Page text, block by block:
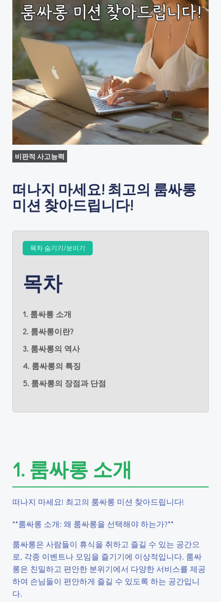
비판적 사고능력
떠나지 마세요! 최고의 룸싸롱
미션 찾아드립니다!
목차 숨기기/보이기
목차
1. 룸싸롱 소개
2. 룸싸롱이란?
3. 룸싸롱의 역사
4. 룸싸롱의 특징
5. 룸싸롱의 장점과 단점
1. 룸싸롱 소개
떠나지 마세요! 최고의 룸싸롱 미션 찾아드립니다!
**룸싸롱 소개: 왜 룸싸롱을 선택해야 하는가?**
룸싸롱은 사람들이 휴식을 취하고 즐길 수 있는 공간으
로, 각종 이벤트나 모임을 즐기기에 이상적입니다. 룸싸
롱은 친밀하고 편안한 분위기에서 다양한 서비스를 제공
하여 손님들이 편안하게 즐길 수 있도록 하는 공간입니
다.